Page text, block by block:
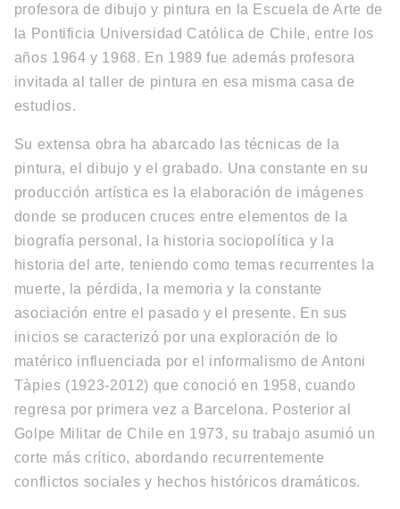
profesora de dibujo y pintura en la Escuela de Arte de
la Pontificia Universidad Católica de Chile, entre los
años 1964 y 1968. En 1989 fue además profesora
invitada al taller de pintura en esa misma casa de
estudios.
Su extensa obra ha abarcado las técnicas de la
pintura, el dibujo y el grabado. Una constante en su
producción artística es la elaboración de imágenes
donde se producen cruces entre elementos de la
biografía personal, la historia sociopolítica y la
historia del arte, teniendo como temas recurrentes la
muerte, la pérdida, la memoria y la constante
asociación entre el pasado y el presente. En sus
inicios se caracterizó por una exploración de lo
matérico influenciada por el informalismo de Antoni
Tàpies (1923-2012) que conoció en 1958, cuando
regresa por primera vez a Barcelona. Posterior al
Golpe Militar de Chile en 1973, su trabajo asumió un
corte más crítico, abordando recurrentemente
conflictos sociales y hechos históricos dramáticos.